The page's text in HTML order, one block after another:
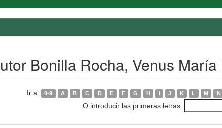
Bonilla Rocha, Venus María
Ir a: 0-9 A B C D E F G H I J K L M N
O introducir las primeras letras: